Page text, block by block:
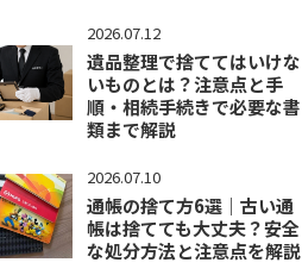
2026.07.12
遺品整理で捨ててはいけな
いものとは？注意点と手
順・相続手続きで必要な書
類まで解説
2026.07.10
通帳の捨て方6選｜古い通
帳は捨てても大丈夫？安全
な処分方法と注意点を解説